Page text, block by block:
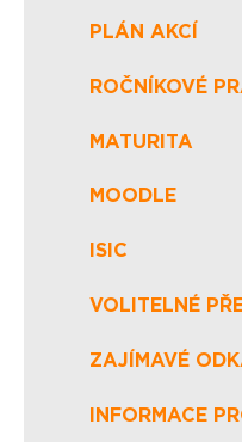
PLÁN AKCÍ
ROČNÍKOVÉ
MATURITA
MOODLE
ISIC
VOLITELNÉ
ZAJÍMAVÉ
INFORMACE